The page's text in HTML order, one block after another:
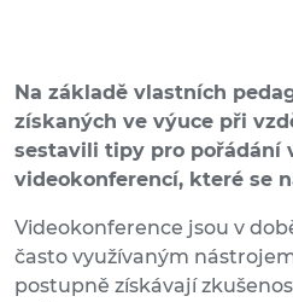
Na základě vlastních
získaných ve výuce při
sestavili tipy pro pořádání
videokonferencí, které se
Videokonference jsou v
často využívaným
postupně získávají